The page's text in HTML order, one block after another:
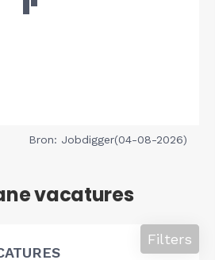
Bron: Jobdigger(04-08-2026)
vacatures
Filters